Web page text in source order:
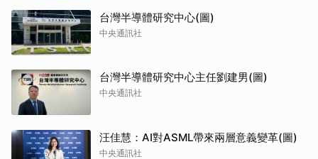
台灣半導體研究中心(圖)
中央通訊社
台灣半導體研究中心主任劉建男(圖)
中央通訊社
汪佳慧：AI對ASML帶來兩層意義變革(圖)
中央通訊社